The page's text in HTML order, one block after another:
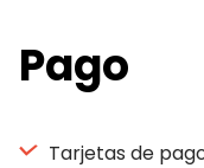
Pago
Tarjetas de